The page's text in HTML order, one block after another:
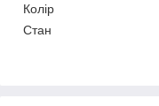
Колір
Стан